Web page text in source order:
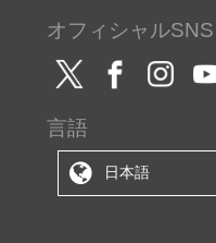
オフィシャルSNS
言語
日本語